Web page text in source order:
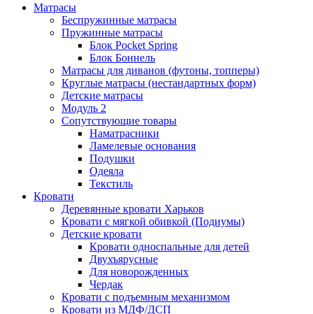
Матрасы
Беспружинные матрасы
Пружинные матрасы
Блок Pocket Spring
Блок Боннель
Матрасы для диванов (футоны, топперы)
Круглые матрасы (нестандартных форм)
Детские матрасы
Модуль 2
Сопутствующие товары
Наматрасники
Ламелевые основания
Подушки
Одеяла
Текстиль
Кровати
Деревянные кровати Харьков
Кровати с мягкой обивкой (Подиумы)
Детские кровати
Кровати односпальные для детей
Двухъярусные
Для новорожденных
Чердак
Кровати с подъемным механизмом
Кровати из МДФ/ДСП